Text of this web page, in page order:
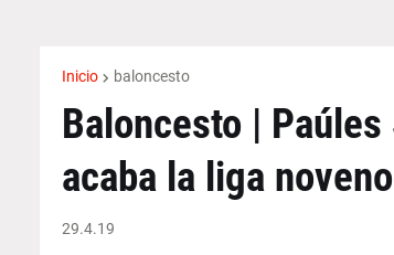
Inicio baloncesto
Baloncesto |
acaba la liga noveno
29.4.19